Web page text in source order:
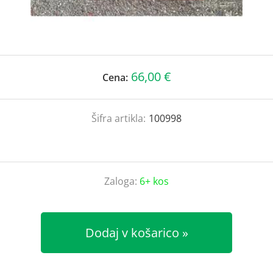
Cena: 66,00 €
Šifra artikla: 100998
Zaloga: 6+ kos
Dodaj v košarico